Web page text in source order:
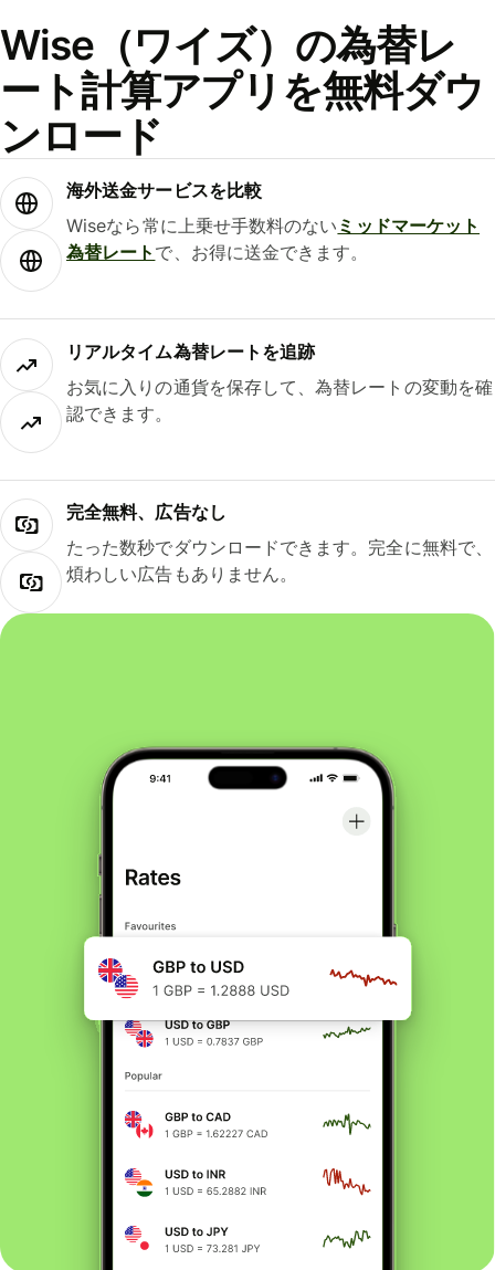
Wise（ワイズ）の為替レ
ート計算アプリを無料ダウ
ンロード
海外送金サービスを比較
Wiseなら常に上乗せ手数料のない ミッドマーケット
為替レート で、お得に送金できます。
リアルタイム為替レートを追跡
お気に入りの通貨を保存して、為替レートの変動を確
認できます。
完全無料、広告なし
たった数秒でダウンロードできます。完全に無料で、
煩わしい広告もありません。